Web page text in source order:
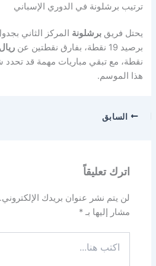
ترتيب برشلونة في الدوري الإسباني
يحتل فريقبرشلونة المركز الثاني
برصيد 19 نقطة، بفارق نقطتين عن
نقطة، مع تبقي مباريات مهمة قد
هذا الموسم.
السابق
اترك تعليقاً
لن يتم نشر عنوان بريدك الإلكتروني.
مشار إليها بـ*
هنا...